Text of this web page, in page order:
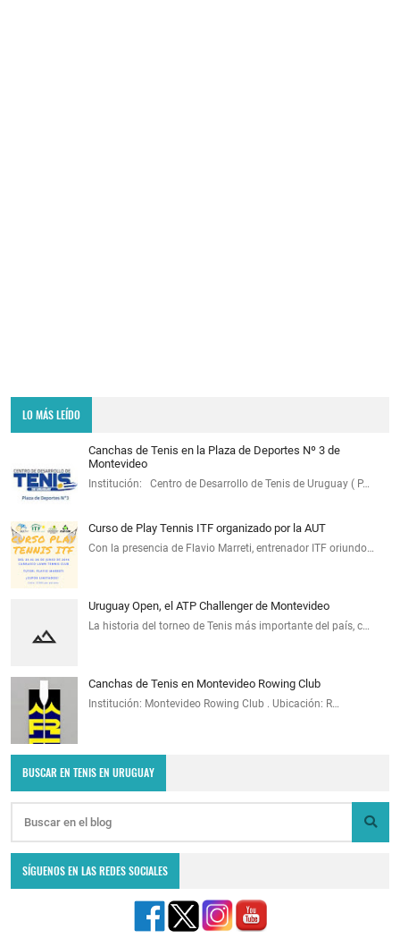
LO MÁS LEÍDO
Canchas de Tenis en la Plaza de Deportes Nº 3 de
Montevideo
Institución: Centro de Desarrollo de Tenis de Uruguay ( P…
Curso de Play Tennis ITF organizado por la AUT
Con la presencia de Flavio Marreti, entrenador ITF oriundo…
Uruguay Open, el ATP Challenger de Montevideo
La historia del torneo de Tenis más importante del país, c…
Canchas de Tenis en Montevideo Rowing Club
Institución: Montevideo Rowing Club . Ubicación: R…
BUSCAR EN TENIS EN URUGUAY
SÍGUENOS EN LAS REDES SOCIALES